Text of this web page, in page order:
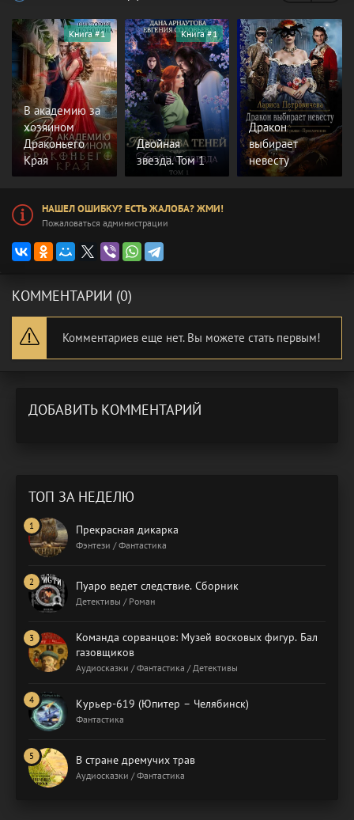
В академию за
хозяином
Драконьего
Края
Книга #1
Двойная
звезда. Том 1
Книга #1
Дракон
выбирает
невесту
НАШЕЛ ОШИБКУ? ЕСТЬ ЖАЛОБА? ЖМИ!
Пожаловаться администрации
КОММЕНТАРИИ (0)
Комментариев еще нет. Вы можете стать первым!
ДОБАВИТЬ КОММЕНТАРИЙ
ТОП ЗА НЕДЕЛЮ
Прекрасная дикарка
Фэнтези / Фантастика
Пуаро ведет следствие. Сборник
Детективы / Роман
Команда сорванцов: Музей восковых фигур. Бал
газовщиков
Аудиосказки / Фантастика / Детективы
Курьер-619 (Юпитер – Челябинск)
Фантастика
В стране дремучих трав
Аудиосказки / Фантастика